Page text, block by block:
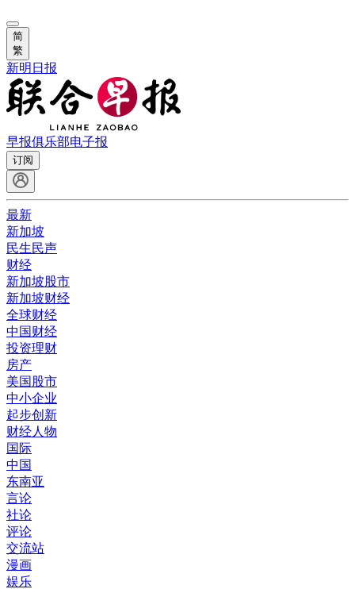
简
繁
新明日报
早报俱乐部电子报
订阅
最新
新加坡
民生民声
财经
新加坡股市
新加坡财经
全球财经
中国财经
投资理财
房产
美国股市
中小企业
起步创新
财经人物
国际
中国
东南亚
言论
社论
评论
交流站
漫画
娱乐